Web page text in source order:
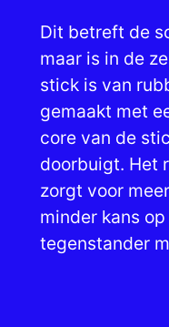
n
t
a
l
Dit betreft de
maar is in de
stick is van
gemaakt met
core van de
doorbuigt. Het
zorgt voor
minder kans
tegenstander